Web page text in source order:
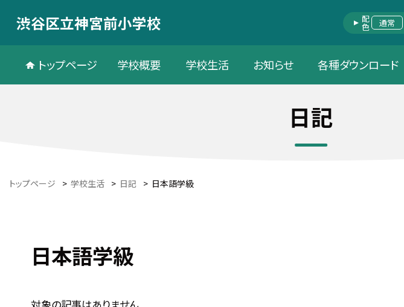
渋谷区立神宮前小学校 配色 通常
トップページ 学校概要 学校生活 お知らせ 各種ダウンロード
日記
トップページ > 学校生活 > 日記 > 日本語学級
日本語学級